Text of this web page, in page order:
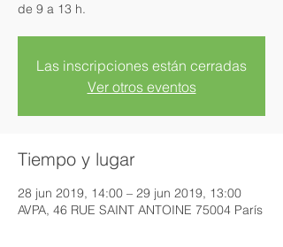
de 9 a 13 h.
Las inscripciones están cerradas
Ver otros eventos
Tiempo y lugar
28 jun 2019, 14:00 – 29 jun 2019, 13:00
AVPA, 46 RUE SAINT ANTOINE 75004 París